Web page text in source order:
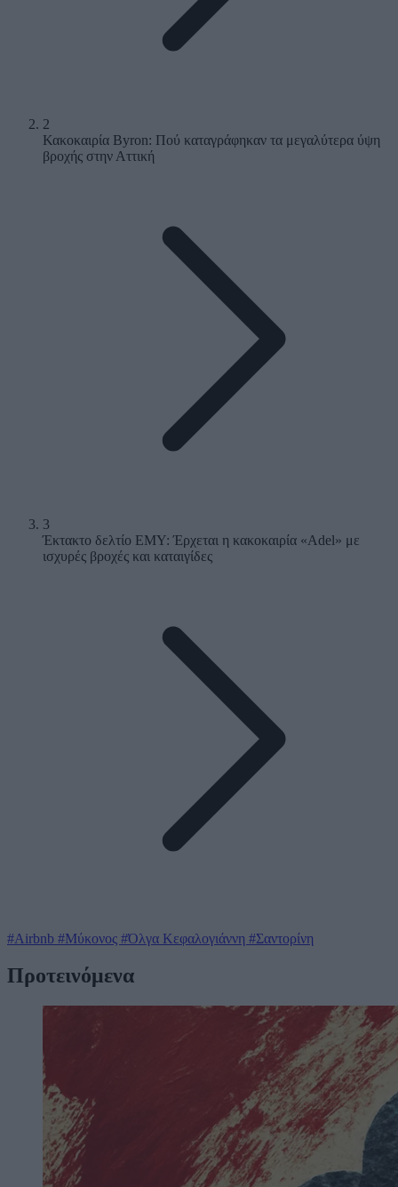
2
Κακοκαιρία Byron: Πού καταγράφηκαν τα μεγαλύτερα ύψη
βροχής στην Αττική
3
Έκτακτο δελτίο ΕΜΥ: Έρχεται η κακοκαιρία «Adel» με
ισχυρές βροχές και καταιγίδες
#Airbnb #Μύκονος #Όλγα Κεφαλογιάννη #Σαντορίνη
Προτεινόμενα